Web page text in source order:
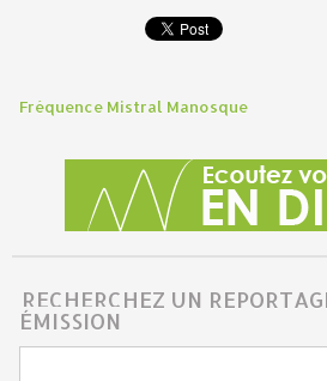
Fréquence Mistral Manosque
RECHERCHEZ UN
ÉMISSION